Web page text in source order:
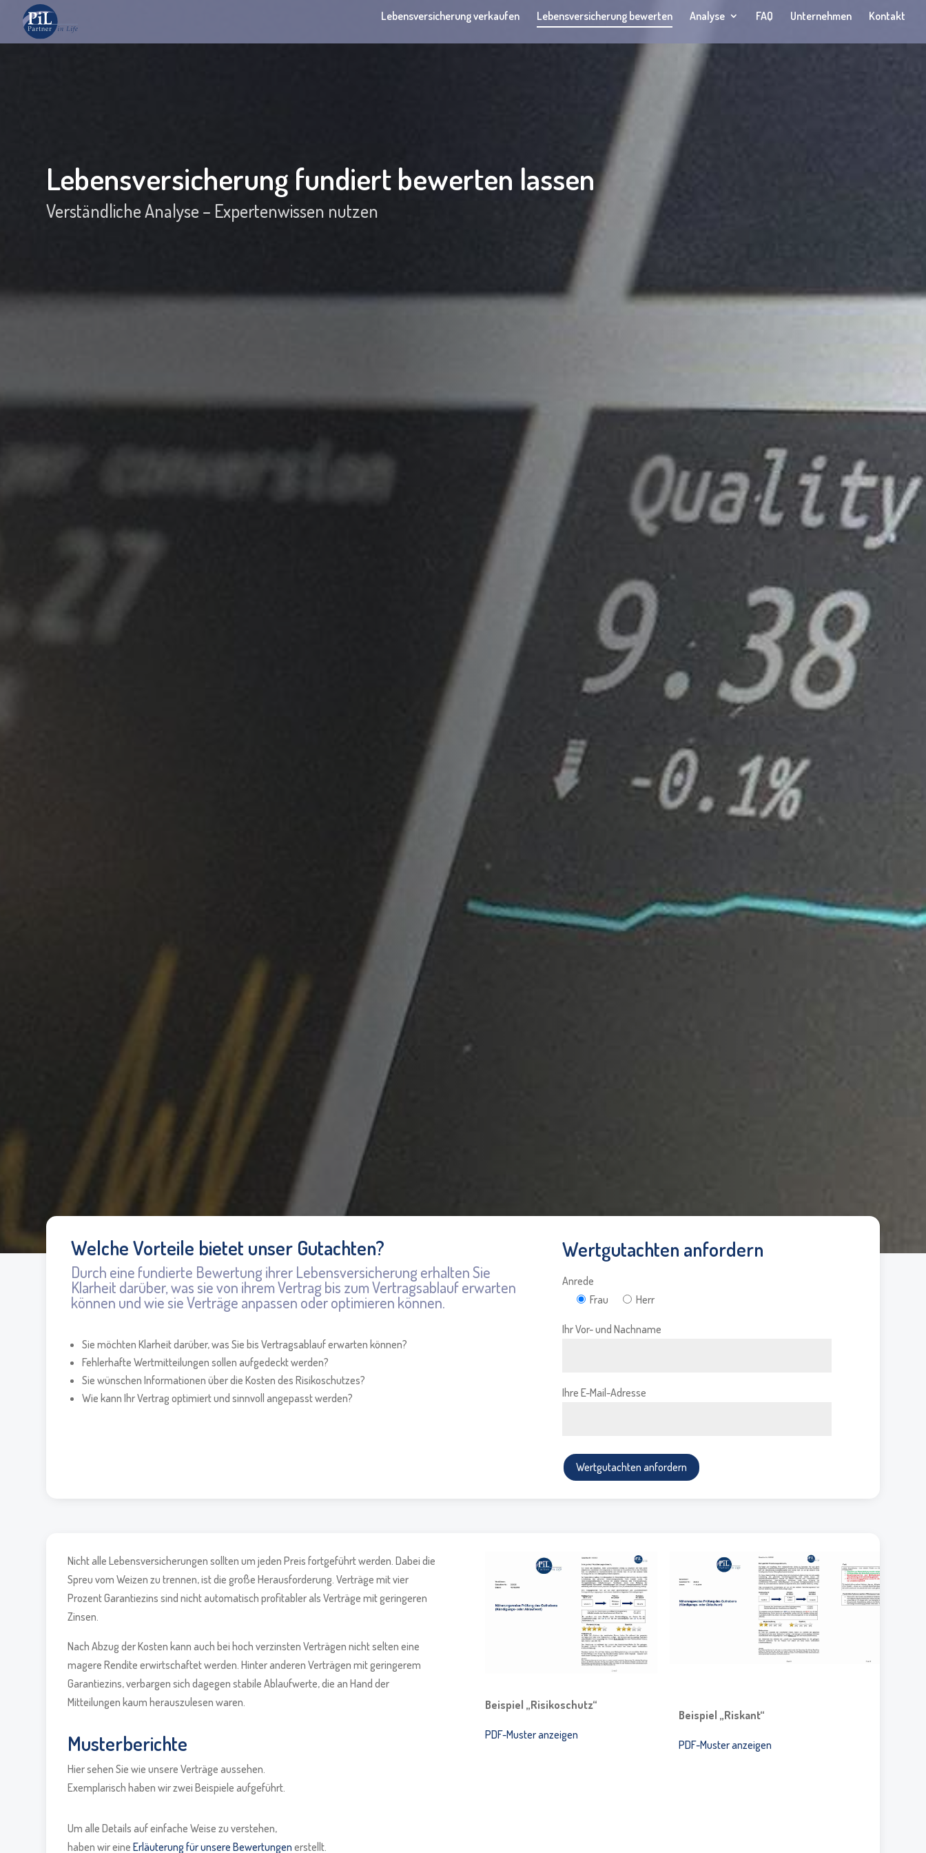
Lebensversicherung verkaufen Lebensversicherung bewerten Analyse FAQ Unternehmen Kontakt
Lebensversicherung fundiert bewerten lassen
Verständliche Analyse – Expertenwissen nutzen
Welche Vorteile bietet unser Gutachten?
Durch eine fundierte Bewertung ihrer Lebensversicherung erhalten Sie
Klarheit darüber, was sie von ihrem Vertrag bis zum Vertragsablauf erwarten
können und wie sie Verträge anpassen oder optimieren können.
Sie möchten Klarheit darüber, was Sie bis Vertragsablauf erwarten können?
Fehlerhafte Wertmitteilungen sollen aufgedeckt werden?
Sie wünschen Informationen über die Kosten des Risikoschutzes?
Wie kann Ihr Vertrag optimiert und sinnvoll angepasst werden?
Wertgutachten anfordern
Anrede
Frau
Herr
Ihr Vor- und Nachname
Ihre E-Mail-Adresse
Nicht alle Lebensversicherungen sollten um jeden Preis fortgeführt werden. Dabei die
Spreu vom Weizen zu trennen, ist die große Herausforderung. Verträge mit vier
Prozent Garantiezins sind nicht automatisch profitabler als Verträge mit geringeren
Zinsen.
Nach Abzug der Kosten kann auch bei hoch verzinsten Verträgen nicht selten eine
magere Rendite erwirtschaftet werden. Hinter anderen Verträgen mit geringerem
Garantiezins, verbargen sich dagegen stabile Ablaufwerte, die an Hand der
Mitteilungen kaum herauszulesen waren.
Musterberichte
Hier sehen Sie wie unsere Verträge aussehen.
Exemplarisch haben wir zwei Beispiele aufgeführt.
Um alle Details auf einfache Weise zu verstehen,
haben wir eineErläuterung für unsere Bewertungen erstellt.
Beispiel „Risikoschutz“
PDF-Muster anzeigen
Beispiel „Riskant“
PDF-Muster anzeigen